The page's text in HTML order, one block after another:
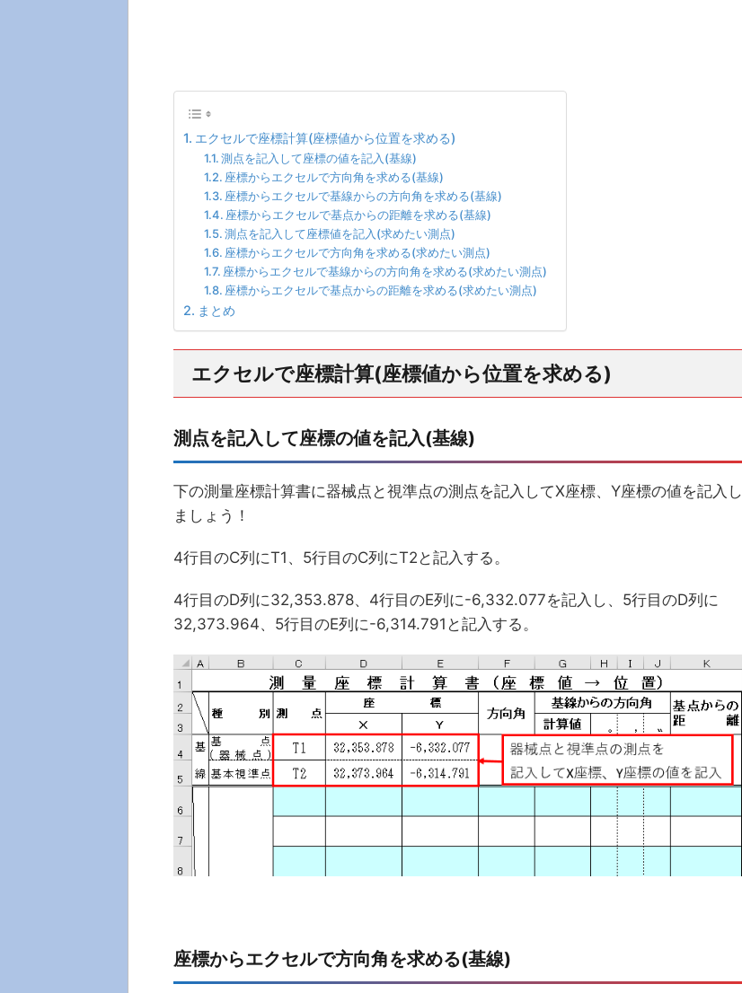
エクセルで座標計算(座標値から位置を求める)
測点を記入して座標の値を記入(基線)
座標からエクセルで方向角を求める(基線)
座標からエクセルで基線からの方向角を求める(基線)
座標からエクセルで基点からの距離を求める(基線)
測点を記入して座標値を記入(求めたい測点)
座標からエクセルで方向角を求める(求めたい測点)
座標からエクセルで基線からの方向角を求める(求めたい測点)
座標からエクセルで基点からの距離を求める(求めたい測点)
まとめ
エクセルで座標計算(座標値から位置を求める)
測点を記入して座標の値を記入(基線)
下の測量座標計算書に器械点と視準点の測点を記入してX座標、Y座標の値を記入し
ましょう！
4行目のC列にT1、5行目のC列にT2と記入する。
4行目のD列に32,353.878、4行目のE列に-6,332.077を記入し、5行目のD列に
32,373.964、5行目のE列に-6,314.791と記入する。
座標からエクセルで方向角を求める(基線)